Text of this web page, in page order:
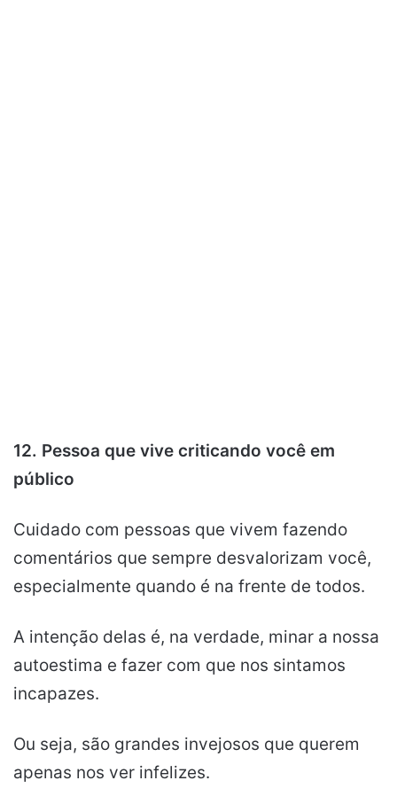
12. Pessoa que vive criticando você em
público
Cuidado com pessoas que vivem fazendo
comentários que sempre desvalorizam você,
especialmente quando é na frente de todos.
A intenção delas é, na verdade, minar a nossa
autoestima e fazer com que nos sintamos
incapazes.
Ou seja, são grandes invejosos que querem
apenas nos ver infelizes.